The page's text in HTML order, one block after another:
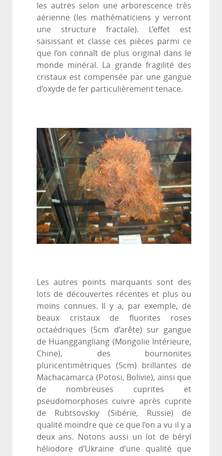
les autres selon une arborescence très
aérienne (les mathématiciens y verront
une structure fractale). L’effet est
saisissant et classe ces pièces parmi ce
que l’on connaît de plus original dans le
monde minéral. La grande fragilité des
cristaux est compensée par une gangue
d’oxyde de fer particulièrement tenace.
Les autres points marquants sont des
lots de découvertes récentes et plus ou
moins connues. Il y a, par exemple, de
beaux cristaux de fluorites roses
octaédriques (5cm d’arête) sur gangue
de Huanggangliang (Mongolie Intérieure,
Chine), des bournonites
pluricentimétriques (5cm) brillantes de
Machacamarca (Potosi, Bolivie), ainsi que
de nombreuses cuprites et
pseudomorphoses cuivre après cuprite
de Rubtsovskiy (Sibérie, Russie) de
qualité moindre que ce que l’on a vu il y a
deux ans. Notons aussi un lot de béryl
héliodore d’Ukraine d’une qualité que